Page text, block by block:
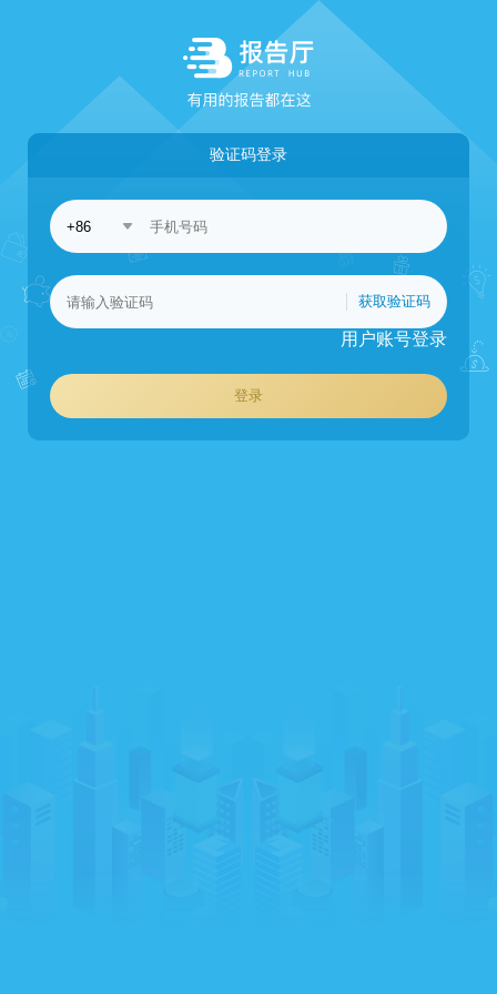
验证码登录
获取验证码
用户账号登录
登录